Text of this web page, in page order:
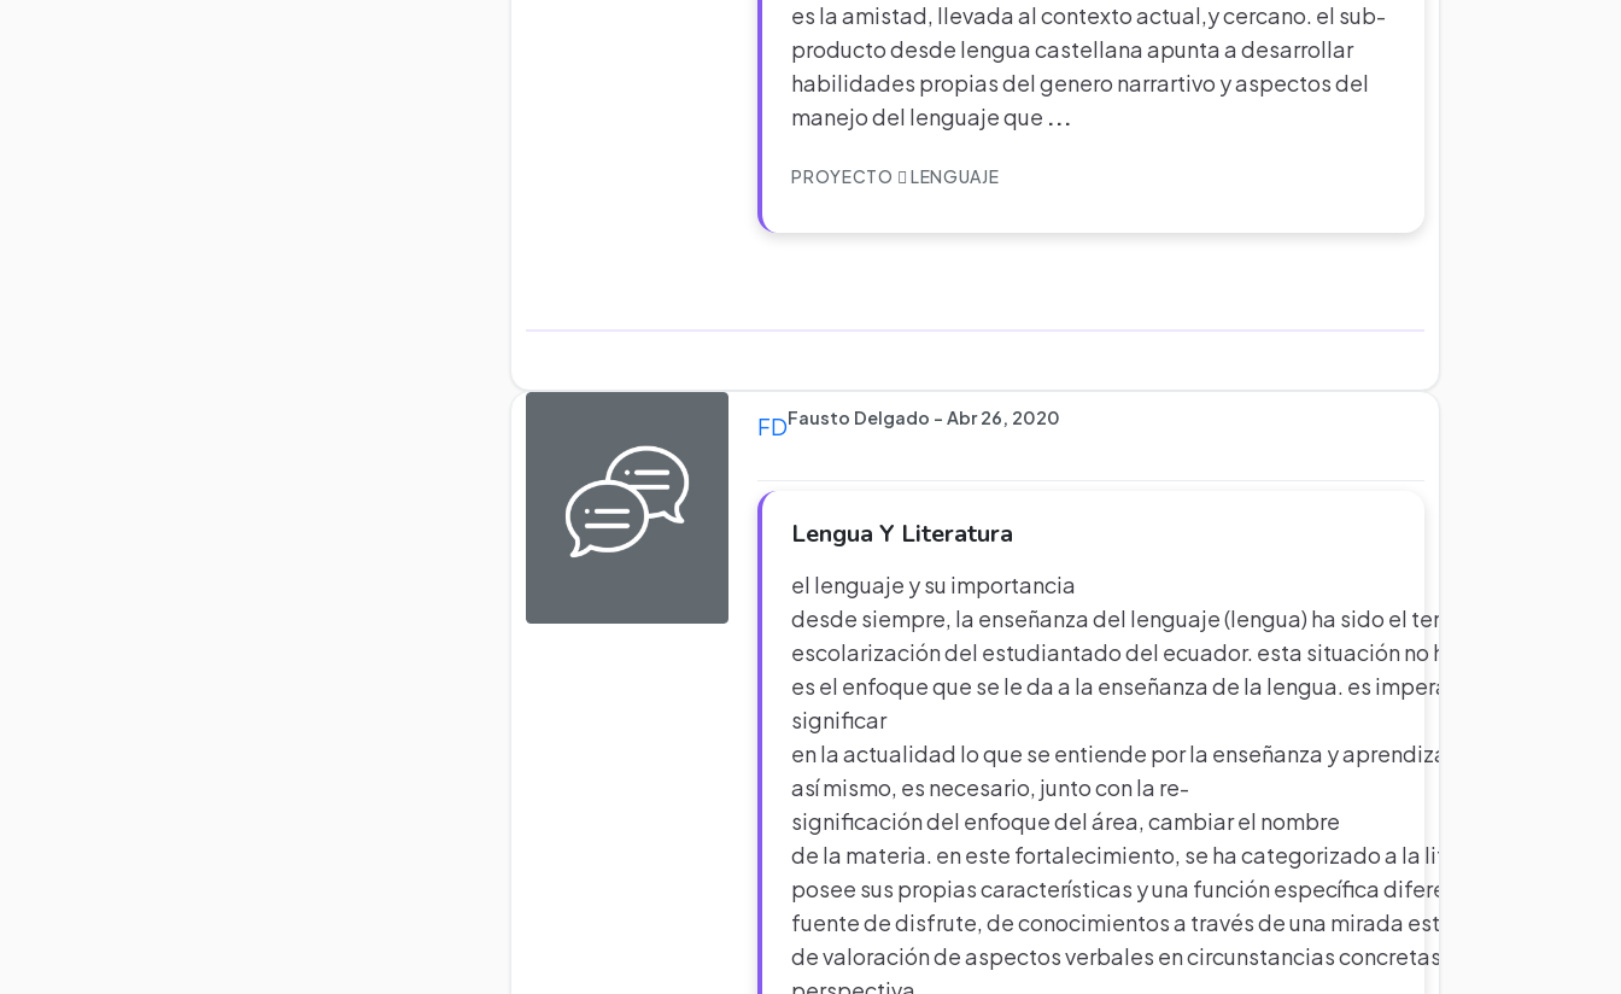
es la amistad, llevada al contexto actual,y cercano. el sub-
producto desde lengua castellana apunta a desarrollar
habilidades propias del genero narrartivo y aspectos del
manejo del lenguaje que ...
PROYECTO LENGUAJE
FDFausto Delgado - Abr 26, 2020
Lengua Y Literatura
el lenguaje y su importancia
desde siempre, la enseñanza del lenguaje (lengua) ha sido el tema más
escolarización del estudiantado del ecuador. esta situación no ha cambiado, lo
es el enfoque que se le da a la enseñanza de la lengua. es imperativo, entonces,
significar
en la actualidad lo que se entiende por la enseñanza y aprendizaje de esta área
así mismo, es necesario, junto con la re­
significación del enfoque del área, cambiar el nombre
de la materia. en este fortalecimiento, se ha categorizado a la literatura como un
posee sus propias características y una función específica diferente. la literatura
fuente de disfrute, de conocimientos a través de una mirada estética, de juego
de valoración de aspectos verbales en circunstancias concretas y debe